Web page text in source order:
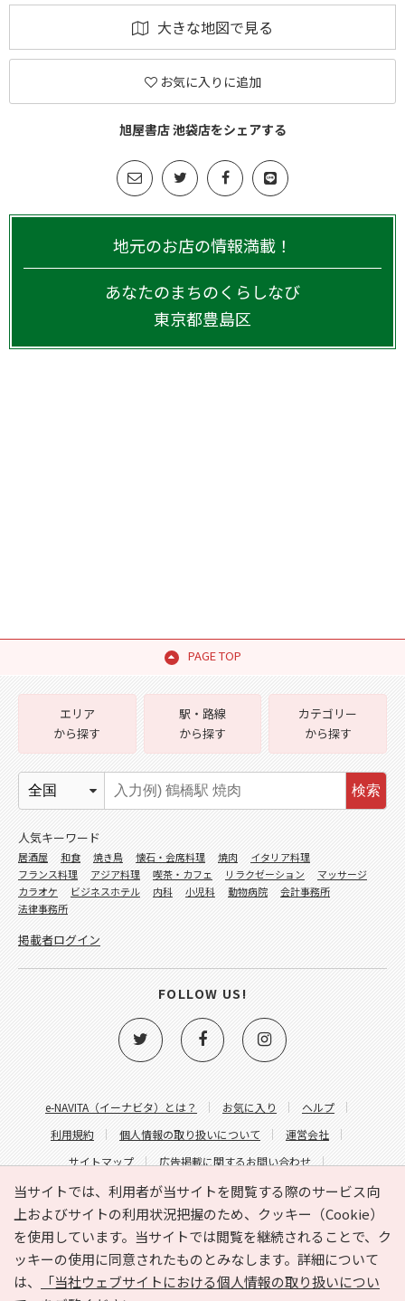
大きな地図で見る
お気に入りに追加
旭屋書店 池袋店をシェアする
地元のお店の情報満載！
あなたのまちのくらしなび
東京都豊島区
PAGE TOP
当サイトでは、利用者が当サイトを閲覧する際のサービス向
上およびサイトの利用状況把握のため、クッキー（Cookie）
を使用しています。当サイトでは閲覧を継続されることで、ク
ッキーの使用に同意されたものとみなします。詳細について
は、
「当社ウェブサイトにおける個人情報の取り扱いについ
e-NAVITA（イーナビタ）とは？ お気に入り
ヘルプ
利用規約
個人情報の取り扱いについて
運営会社
サイトマップ
広告掲載に関するお問い合わせ
サイトの内容に関するお問い合わせ
エリア
から探す
駅・路線
から探す
カテゴリー
から探す
検索
人気キーワード
居酒屋 和食 焼き鳥 懐石・会席料理 焼肉
イタリア料理
フランス料理
アジア料理 喫茶・カフェ リラクゼーション
マッサージ
カラオケ
ビジネスホテル 内科 小児科 動物病院
会計事務所
法律事務所
掲載者ログイン
FOLLOW US!